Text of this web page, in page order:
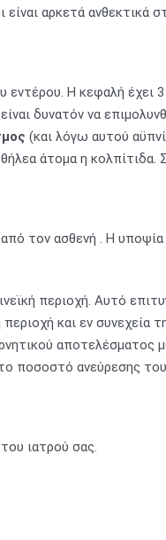
αρκετά ανθεκτικά
εντέρου. Η κεφαλή έχει
δυνατόν να
(και λόγω αυτού
άτομα η
από τον ασθενή . Η
περιοχή. Αυτό
και εν συνεχεία
αποτελέσματος
ανεύρεσης
ιατρού σας.